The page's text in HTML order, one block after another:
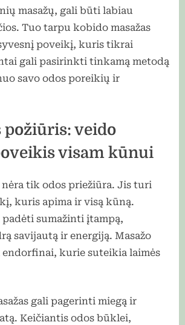
masažų, gali būti labiau
Tuo tarpu kobido masažas
poveikį, kuris tikrai
gali pasirinkti tinkamą metodą
savo odos poreikių ir
veido
visam kūnui
nėra tik odos priežiūra. Jis turi
kuris apima ir visą kūną.
padėti sumažinti įtampą,
savijautą ir energiją. Masažo
kurie suteikia laimės
gali pagerinti miegą ir
Keičiantis odos būklei,